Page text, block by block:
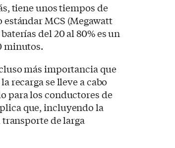
tiene unos tiempos de
MCS (Megawatt
del 20 al 80% es un
minutos.
más importancia que
recarga se lleve a cabo
para los conductores de
que, incluyendo la
transporte de larga